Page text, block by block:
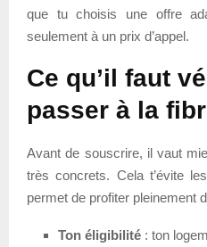
que tu choisis une offre
seulement à un prix d’appel.
Ce qu’il faut
passer à la
Avant de souscrire, il vaut
très concrets. Cela t’évite
permet de profiter pleinement
Ton éligibilité : ton